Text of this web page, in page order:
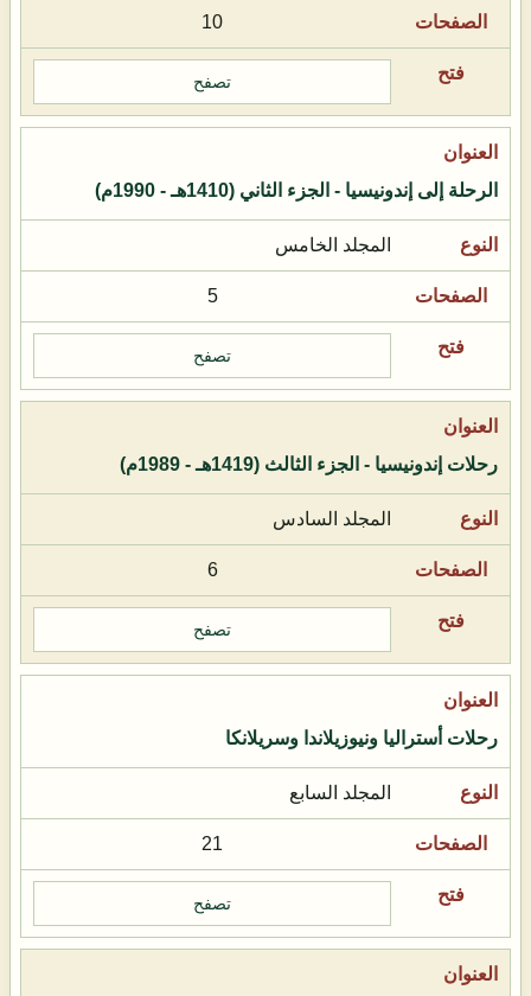
10
تصفح
الرحلة إلى إندونيسيا - الجزء الثاني (1410هـ - 1990م)
المجلد الخامس
5
تصفح
رحلات إندونيسيا - الجزء الثالث (1419هـ - 1989م)
المجلد السادس
6
تصفح
رحلات أستراليا ونيوزيلاندا وسريلانكا
المجلد السابع
21
تصفح